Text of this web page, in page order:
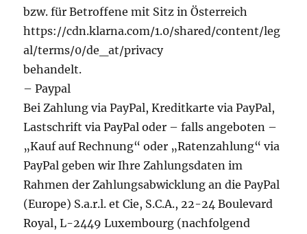
bzw. für Betroffene mit Sitz in Österreich
https://cdn.klarna.com/1.0/shared/content/leg
al/terms/0/de_at/privacy
behandelt.
– Paypal
Bei Zahlung via PayPal, Kreditkarte via PayPal,
Lastschrift via PayPal oder – falls angeboten –
„Kauf auf Rechnung“ oder „Ratenzahlung“ via
PayPal geben wir Ihre Zahlungsdaten im
Rahmen der Zahlungsabwicklung an die PayPal
(Europe) S.a.r.l. et Cie, S.C.A., 22-24 Boulevard
Royal, L-2449 Luxembourg (nachfolgend